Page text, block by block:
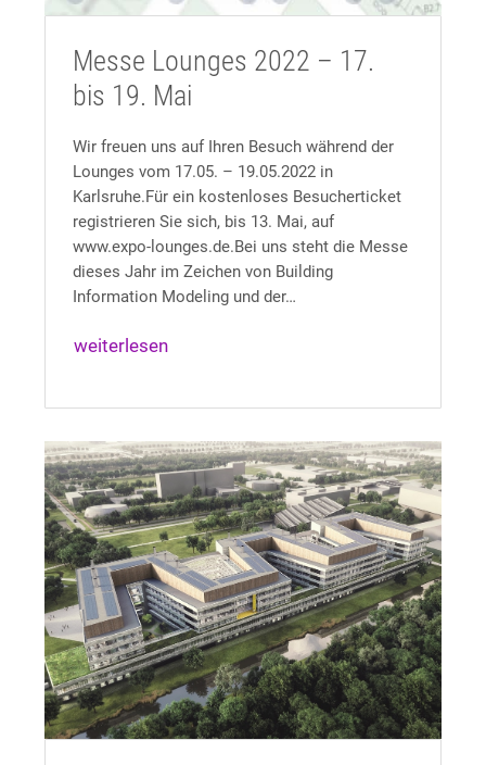
Messe Lounges 2022 – 17.
bis 19. Mai
Wir freuen uns auf Ihren Besuch während der
Lounges vom 17.05. – 19.05.2022 in
Karlsruhe.Für ein kostenloses Besucherticket
registrieren Sie sich, bis 13. Mai, auf
www.expo-lounges.de.Bei uns steht die Messe
dieses Jahr im Zeichen von Building
Information Modeling und der…
weiterlesen